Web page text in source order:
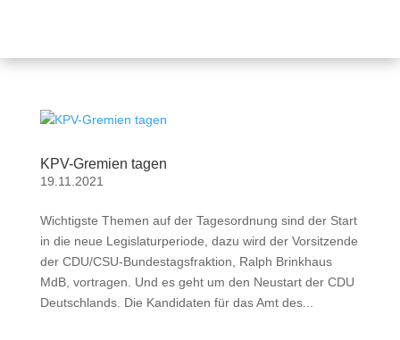
KPV-Gremien tagen
19.11.2021
Wichtigste Themen auf der Tagesordnung sind der Start
in die neue Legislaturperiode, dazu wird der Vorsitzende
der CDU/CSU-Bundestagsfraktion, Ralph Brinkhaus
MdB, vortragen. Und es geht um den Neustart der CDU
Deutschlands. Die Kandidaten für das Amt des...